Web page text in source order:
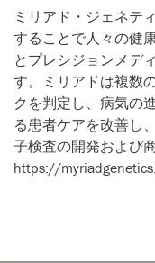
ミリアド・ジェネテ
することで人々の健
とプレシジョンメデ
す。ミリアドは複数
クを判定し、病気の
る患者ケアを改善し
子検査の開発および
https://